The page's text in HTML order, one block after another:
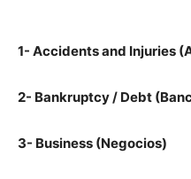
1- Accidents and Injuries
2- Bankruptcy / Debt
3- Business (Negocios)